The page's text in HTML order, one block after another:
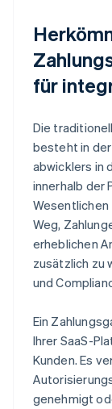
für
Die
besteht in
abwicklers in
innerhalb der
Weg,
erheblichen
zusätzlich zu
und
Ein
Ihrer SaaS-
Kunden. Es
genehmigt